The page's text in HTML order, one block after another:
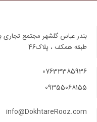
بندر عباس گلشهر مجتمع تجاری
طبقه همکف ، پلاک46
07633385936
09355068155
info@DokhtareRooz.com